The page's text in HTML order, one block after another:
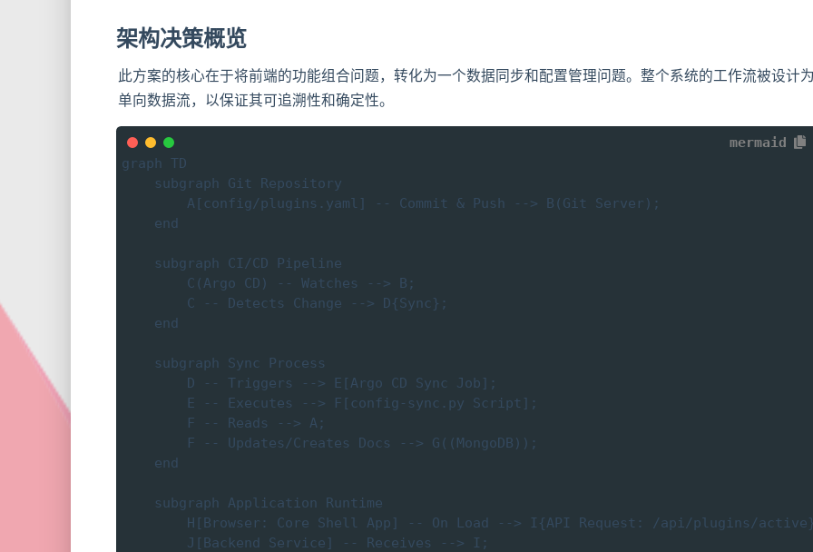
架构决策概览
此方案的核心在于将前端的功能组合问题，转化为一个数据同步和配置管理问题。整个系统的工作流被设计
单向数据流，以保证其可追溯性和确定性。
mermaid
graph TD
    subgraph Git Repository
        A[config/plugins.yaml] -- Commit & Push --> B(Git Server);
    end
    subgraph CI/CD Pipeline
        C(Argo CD) -- Watches --> B;
        C -- Detects Change --> D{Sync};
    end
    subgraph Sync Process
        D -- Triggers --> E[Argo CD Sync Job];
        E -- Executes --> F[config-sync.py Script];
        F -- Reads --> A;
        F -- Updates/Creates Docs --> G((MongoDB));
    end
    subgraph Application Runtime
H[Browser: Core Shell App] -- On Load --> I{API Request: /api/plugins/
        J[Backend Service] -- Receives --> I;